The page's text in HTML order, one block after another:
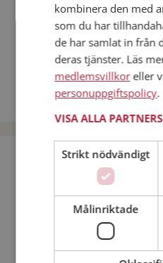
Fler singlar
Fler singelkvinnor från
Män från Västerås
Dejta kvinnor i Sverige
Dejta män i Sverige
Bli medlem
Jag är en: Man
Min ålder:
kombinera den med
som du har
de har samlat in från
deras tjänster. Läs
medlemsvillkoreller
personuppgiftspolicy.
VISA ALLA
Strikt nödvändigt
Målinriktade